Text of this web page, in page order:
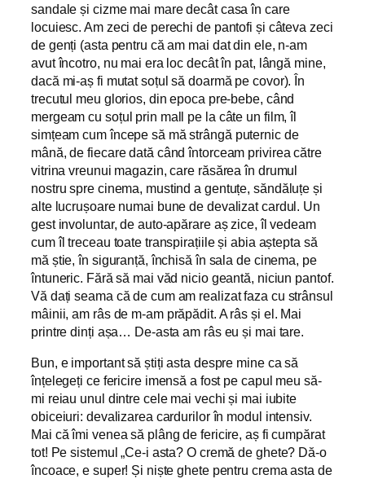
sandale și cizme mai mare decât casa în care
locuiesc. Am zeci de perechi de pantofi și câteva zeci
de genți (asta pentru că am mai dat din ele, n-am
avut încotro, nu mai era loc decât în pat, lângă mine,
dacă mi-aș fi mutat soțul să doarmă pe covor). În
trecutul meu glorios, din epoca pre-bebe, când
mergeam cu soțul prin mall pe la câte un film, îl
simțeam cum începe să mă strângă puternic de
mână, de fiecare dată când întorceam privirea către
vitrina vreunui magazin, care răsărea în drumul
nostru spre cinema, mustind a gentuțe, săndăluțe și
alte lucrușoare numai bune de devalizat cardul. Un
gest involuntar, de auto-apărare aș zice, îl vedeam
cum îl treceau toate transpirațiile și abia aștepta să
mă știe, în siguranță, închisă în sala de cinema, pe
întuneric. Fără să mai văd nicio geantă, niciun pantof.
Vă dați seama că de cum am realizat faza cu strânsul
mâinii, am râs de m-am prăpădit. A râs și el. Mai
printre dinți așa… De-asta am râs eu și mai tare.
Bun, e important să știți asta despre mine ca să
înțelegeți ce fericire imensă a fost pe capul meu să-
mi reiau unul dintre cele mai vechi și mai iubite
obiceiuri: devalizarea cardurilor în modul intensiv.
Mai că îmi venea să plâng de fericire, aș fi cumpărat
tot! Pe sistemul „Ce-i asta? O cremă de ghete? Dă-o
încoace, e super! Și niște ghete pentru crema asta de